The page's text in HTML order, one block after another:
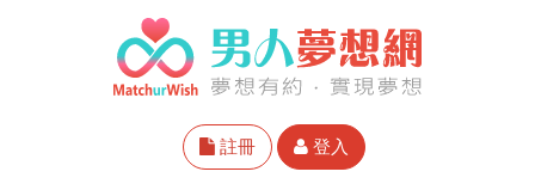
註冊 登入